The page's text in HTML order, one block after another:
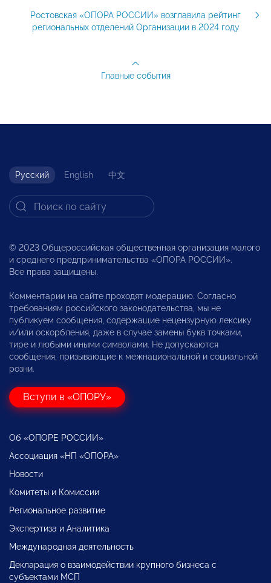
Ростовская «ОПОРА РОССИИ» возглавила рейтинг
региональных отделений Организации в 2024 году
Главные события
Русский English 中文
© 2023 Общероссийская общественная организация малого
и среднего предпринимательства «ОПОРА РОССИИ».
Все права защищены.
Комментарии на сайте проходят модерацию. Согласно
требованиям российского законодательства, мы не
публикуем сообщения, содержащие нецензурную лексику
и/или оскорбления, даже в случае замены букв точками,
тире и любыми иными символами. Не допускаются
сообщения, призывающие к межнациональной и социальной
розни.
Вступи в «ОПОРУ»
Об «ОПОРЕ РОССИИ»
Ассоциация «НП «ОПОРА»
Новости
Комитеты и Комиссии
Региональное развитие
Экспертиза и Аналитика
Международная деятельность
Декларация о взаимодействии крупного бизнеса с
субъектами МСП